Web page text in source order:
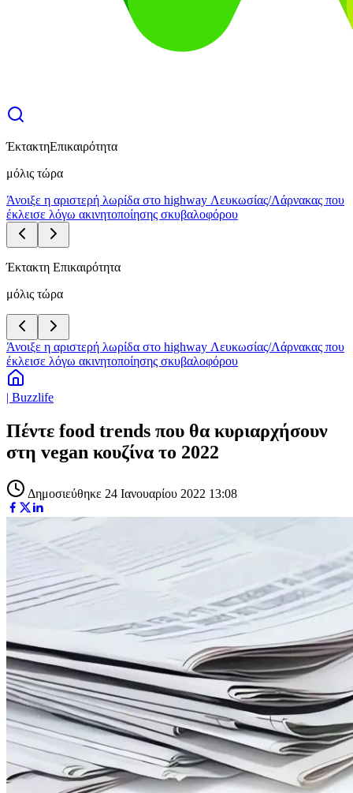
ΈκτακτηΕπικαιρότητα
μόλις τώρα
Άνοιξε η αριστερή λωρίδα στο highway Λευκωσίας/Λάρνακας που
έκλεισε λόγω ακινητοποίησης σκυβαλοφόρου
Έκτακτη Επικαιρότητα
μόλις τώρα
Άνοιξε η αριστερή λωρίδα στο highway Λευκωσίας/Λάρνακας που
έκλεισε λόγω ακινητοποίησης σκυβαλοφόρου
| Buzzlife
Πέντε food trends που θα κυριαρχήσουν
στη vegan κουζίνα το 2022
Δημοσιεύθηκε 24 Ιανουαρίου 2022 13:08